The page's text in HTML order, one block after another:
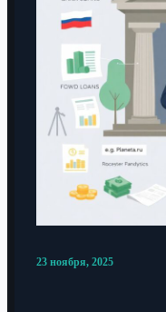
23 ноября, 2025